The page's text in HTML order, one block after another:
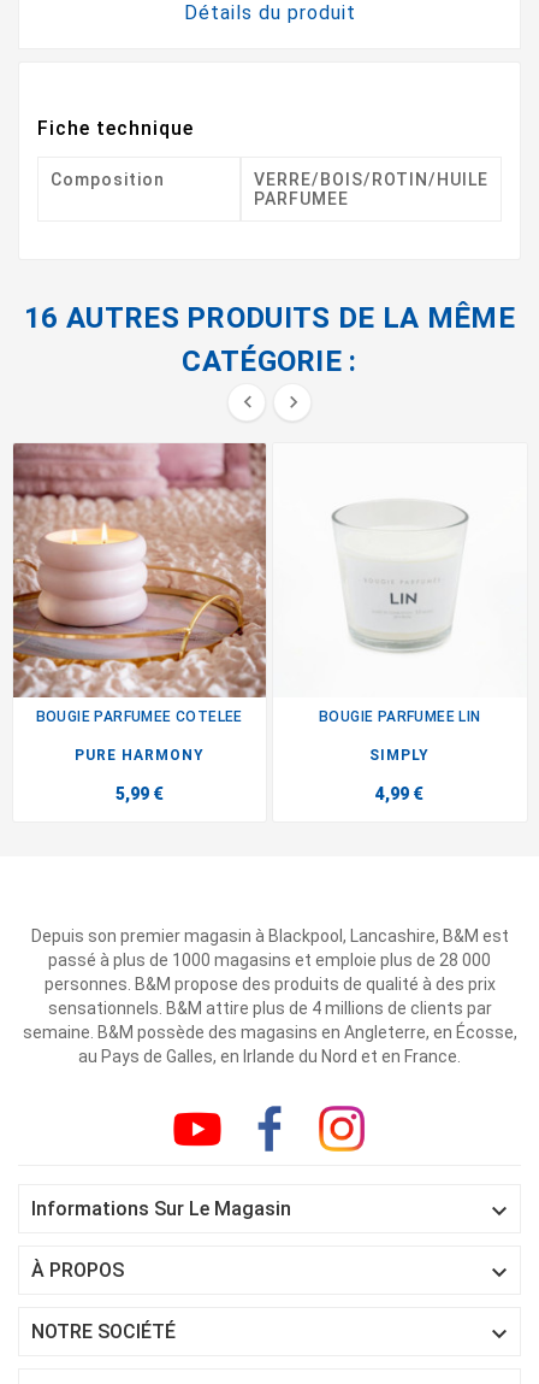
Détails du produit
Fiche technique
Composition
VERRE/BOIS/ROTIN/HUILE
PARFUMEE
16 AUTRES PRODUITS DE LA MÊME
CATÉGORIE :
 
BOUGIE PARFUMEE COTELEE
PURE HARMONY
5,99 €
BOUGIE PARFUMEE LIN
SIMPLY
4,99 €
Depuis son premier magasin à Blackpool, Lancashire, B&M est
passé à plus de 1000 magasins et emploie plus de 28 000
personnes. B&M propose des produits de qualité à des prix
sensationnels. B&M attire plus de 4 millions de clients par
semaine. B&M possède des magasins en Angleterre, en Écosse,
au Pays de Galles, en Irlande du Nord et en France.
Informations Sur Le Magasin 
À PROPOS 
NOTRE SOCIÉTÉ 